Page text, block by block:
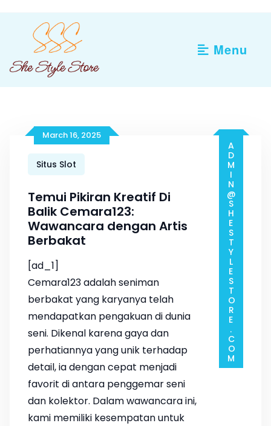
content
Menu
March 16, 2025
Situs Slot
Temui Pikiran Kreatif Di
Balik Cemara123:
Wawancara dengan Artis
Berbakat
[ad_1]
Cemara123 adalah seniman
berbakat yang karyanya telah
mendapatkan pengakuan di dunia
seni. Dikenal karena gaya dan
perhatiannya yang unik terhadap
detail, ia dengan cepat menjadi
favorit di antara penggemar seni
dan kolektor. Dalam wawancara ini,
kami memiliki kesempatan untuk
ADMIN@SHESTYLESTORE.COM